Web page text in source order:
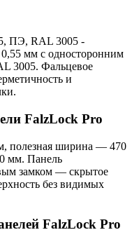
ПЭ, RAL 3005 -
мм с односторонним
3005. Фальцевое
и
FalzLock Pro
полезная ширина — 470
мм. Панель
замком — скрытое
без видимых
FalzLock Pro